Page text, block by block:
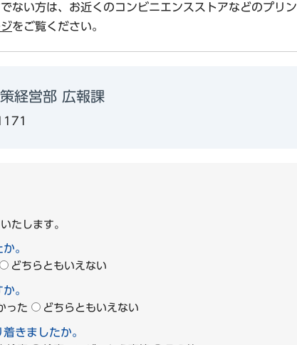
ない方は、お近くのコンビニエンスストアなどのプリ
をご覧ください。
経営部 広報課
たします。
。
どちらともいえない
。
った どちらともいえない
きましたか。